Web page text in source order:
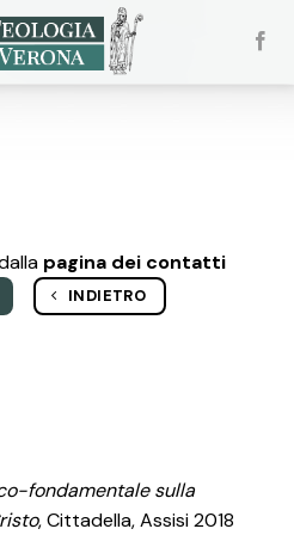
pagina dei contatti
INDIETRO
fondamentale sulla
, Cittadella, Assisi 2018